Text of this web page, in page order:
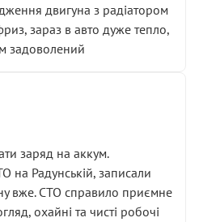
двигуна з радіатором
зараз в авто дуже тепло,
задоволений
заряд на аккум.
на Радунській, записали
вже. СТО справило приємне
охайні та чисті робочі